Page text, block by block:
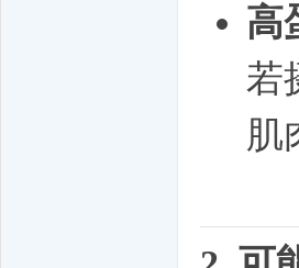
高
若
肌